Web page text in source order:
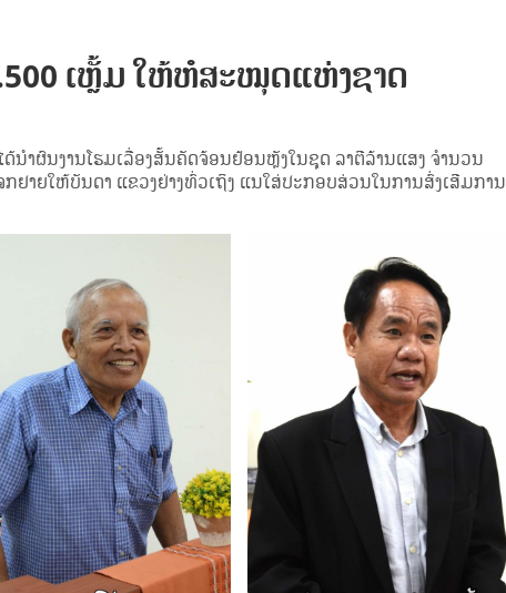
ເຫຼັ້ມ ໃຫ້​ຫໍ​ສະ​ໝຸດ​ແຫ່ງ​ຊາດ
ຳ​ຜົນ​ງານ​ໂຮມ​ເລື່ອງ​ສັ້ນຄັດ​ຈ້ອນ​ຢ້ອນ​ຫຼັງໃນ​ຊຸດ ລາ​ຕີລ້ານ​ແສງ ຈຳ​ນວນ
າຍ​ໃຫ້​ບັນ​ດາ​ ແຂວງ​ຢ່າງ​ທົ່ວ​ເຖິງ ແນ​ໃສ່​ປະ​ກອບ​ສ່ວນ​ໃນ​ການ​ສົ່ງ​ເສີ​ມ​ການ​